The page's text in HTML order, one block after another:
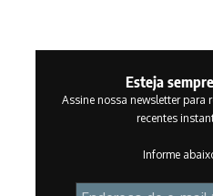
Esteja
Assine nossa newsletter para
recentes
Informe